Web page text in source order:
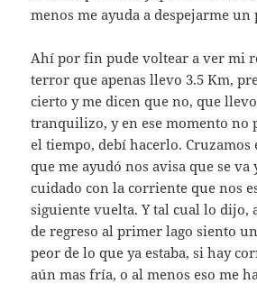
menos me ayuda a despejarme un
Ahí por fin pude voltear a ver mi
terror que apenas llevo 3.5 Km,
cierto y me dicen que no, que
tranquilizo, y en ese momento no
el tiempo, debí hacerlo. Cruzamos
que me ayudó nos avisa que se va
cuidado con la corriente que nos
siguiente vuelta. Y tal cual lo dijo,
de regreso al primer lago siento
peor de lo que ya estaba, si hay
aún mas fría, o al menos eso me